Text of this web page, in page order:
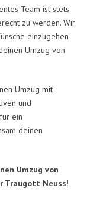
Team ist stets
zu werden. Wir
einzugehen
Umzug von
Umzug mit
und
ein
deinen
Umzug von
Traugott Neuss!